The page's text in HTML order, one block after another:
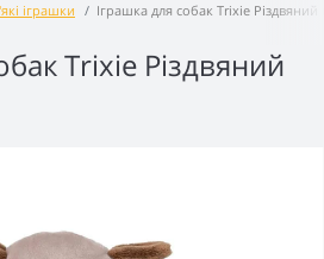
іграшки Іграшка для собак Trixie Різдвяний
Trixie Різдвяний